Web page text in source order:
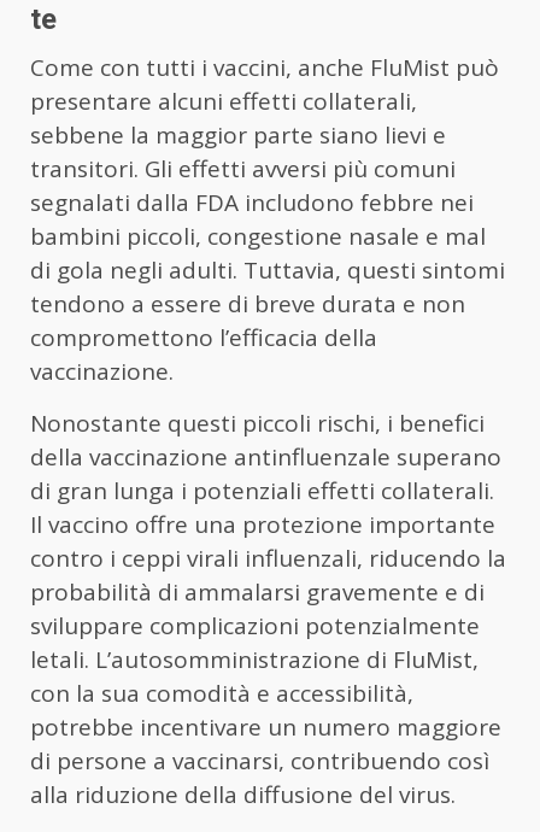
te
Come con tutti i vaccini, anche FluMist può
presentare alcuni effetti collaterali,
sebbene la maggior parte siano lievi e
transitori. Gli effetti avversi più comuni
segnalati dalla FDA includono febbre nei
bambini piccoli, congestione nasale e mal
di gola negli adulti. Tuttavia, questi sintomi
tendono a essere di breve durata e non
compromettono l’efficacia della
vaccinazione.
Nonostante questi piccoli rischi, i benefici
della vaccinazione antinfluenzale superano
di gran lunga i potenziali effetti collaterali.
Il vaccino offre una protezione importante
contro i ceppi virali influenzali, riducendo la
probabilità di ammalarsi gravemente e di
sviluppare complicazioni potenzialmente
letali. L’autosomministrazione di FluMist,
con la sua comodità e accessibilità,
potrebbe incentivare un numero maggiore
di persone a vaccinarsi, contribuendo così
alla riduzione della diffusione del virus.